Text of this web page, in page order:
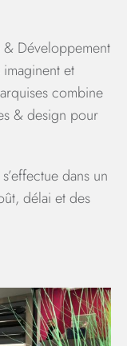
Développement
et
combine
& design pour
dans un
délai et des